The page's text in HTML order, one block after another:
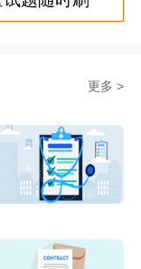
更多 >